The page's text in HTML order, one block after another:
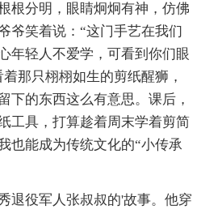
根分明，眼睛炯炯有神，仿佛
爷笑着说：“这门手艺在我们
年轻人不爱学，可看到你们眼
那只栩栩如生的剪纸醒狮，
下的东西这么有意思。课后，
工具，打算趁着周末学着剪简
也能成为传统文化的“小传承
役军人张叔叔的'故事。他穿